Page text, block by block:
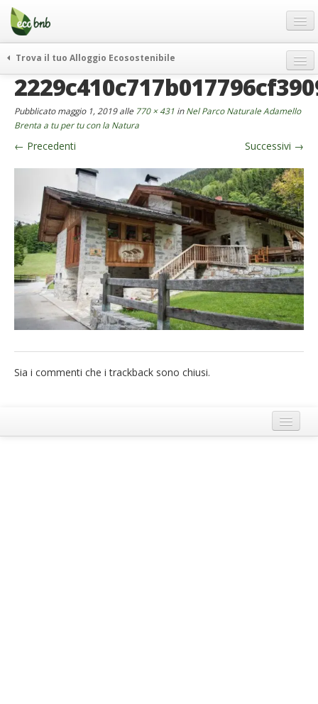
Menu
Salta
contenuto
Offerte Speciali
Regali
FAQ
Chi Siamo
Contatti
Italiano
German
English
Spanish
Italiano
Trova il tuo Alloggio Ecosostenibile
weekend green
curiosità
vivere e viaggiare verde
news ed eventi
ecohotel
rassegna stampa
Pubblicatomaggio 1, 2019alle 770 × 431 inNel Parco Naturale Adamello
Brenta a tu per tu con la Natura
← Precedenti Successivi →
Sia i commenti che i trackback sono chiusi.